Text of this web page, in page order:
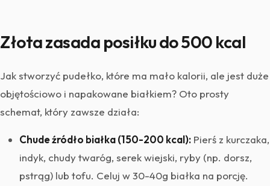
Złota zasada posiłku do 500 kcal
Jak stworzyć pudełko, które ma mało kalorii, ale jest duże
objętościowo i napakowane białkiem? Oto prosty
schemat, który zawsze działa:
Chude źródło białka (150-200 kcal): Pierś z kurczaka,
indyk, chudy twaróg, serek wiejski, ryby (np. dorsz,
pstrąg) lub tofu. Celuj w 30-40g białka na porcję.